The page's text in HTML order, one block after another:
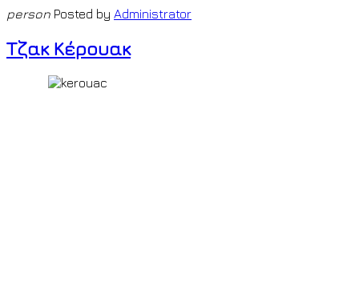
person Posted by Administrator
Τζακ Κέρουακ